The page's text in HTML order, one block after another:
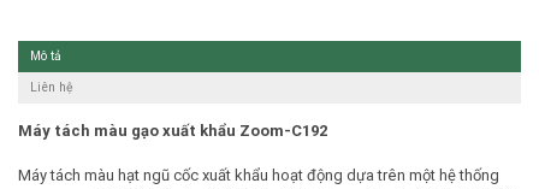
Mô tả
Liên hệ
Máy tách màu gạo xuất khẩu Zoom-C192
Máy tách màu hạt ngũ cốc xuất khẩu hoạt động dựa trên một hệ thống